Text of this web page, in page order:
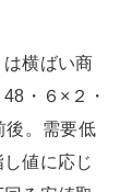
横ばい商
・６×２・
後。需要低
値に応じ